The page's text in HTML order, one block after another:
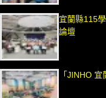
宜蘭縣115
論壇
「JINHO